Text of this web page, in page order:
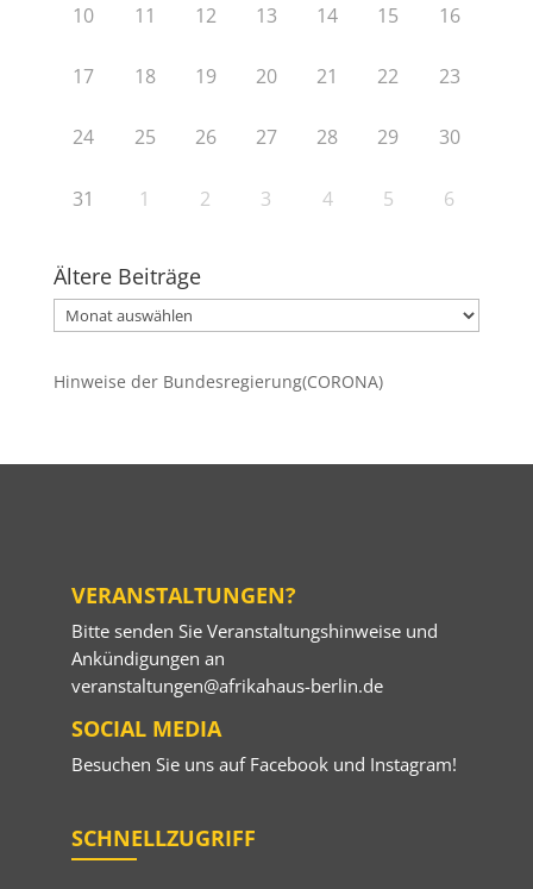
10 11 12 13 14 15 16
17 18 19 20 21 22 23
24 25 26 27 28 29 30
31 1 2 3 4 5 6
Ältere Beiträge
Ältere
Beiträge
Hinweise der Bundesregierung(CORONA)
VERANSTALTUNGEN?
Bitte senden Sie Veranstaltungshinweise und
Ankündigungen an
veranstaltungen@afrikahaus-berlin.de
SOCIAL MEDIA
Besuchen Sie uns auf Facebookund Instagram!
SCHNELLZUGRIFF